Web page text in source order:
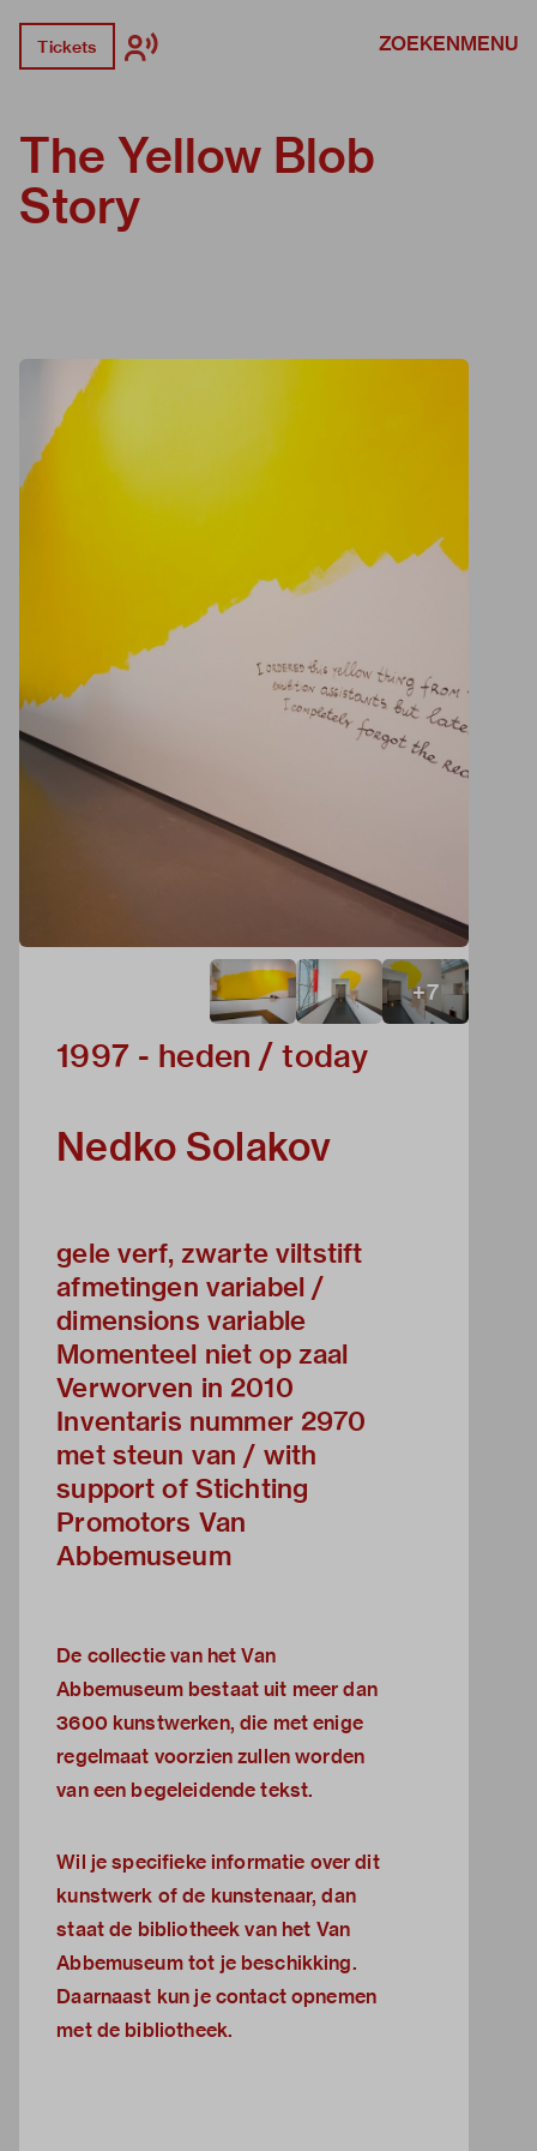
Tickets ZOEKENMENU
The Yellow Blob
Story
+7
1997 - heden / today
Nedko Solakov
gele verf, zwarte viltstift
afmetingen variabel /
dimensions variable
Momenteel niet op zaal
Verworven in 2010
Inventaris nummer 2970
met steun van / with
support of Stichting
Promotors Van
Abbemuseum
De collectie van het Van
Abbemuseum bestaat uit meer dan
3600 kunstwerken, die met enige
regelmaat voorzien zullen worden
van een begeleidende tekst.
Wil je specifieke informatie over dit
kunstwerk of de kunstenaar, dan
staat de bibliotheek van het Van
Abbemuseumtot je beschikking.
Daarnaast kun jecontact opnemen
met de bibliotheek.